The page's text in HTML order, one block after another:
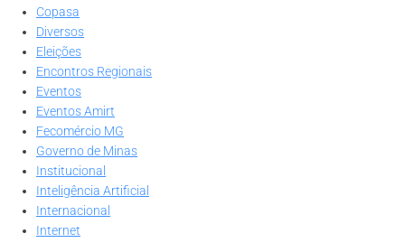
Copasa
Diversos
Eleições
Encontros Regionais
Eventos
Eventos Amirt
Fecomércio MG
Governo de Minas
Institucional
Inteligência Artificial
Internacional
Internet